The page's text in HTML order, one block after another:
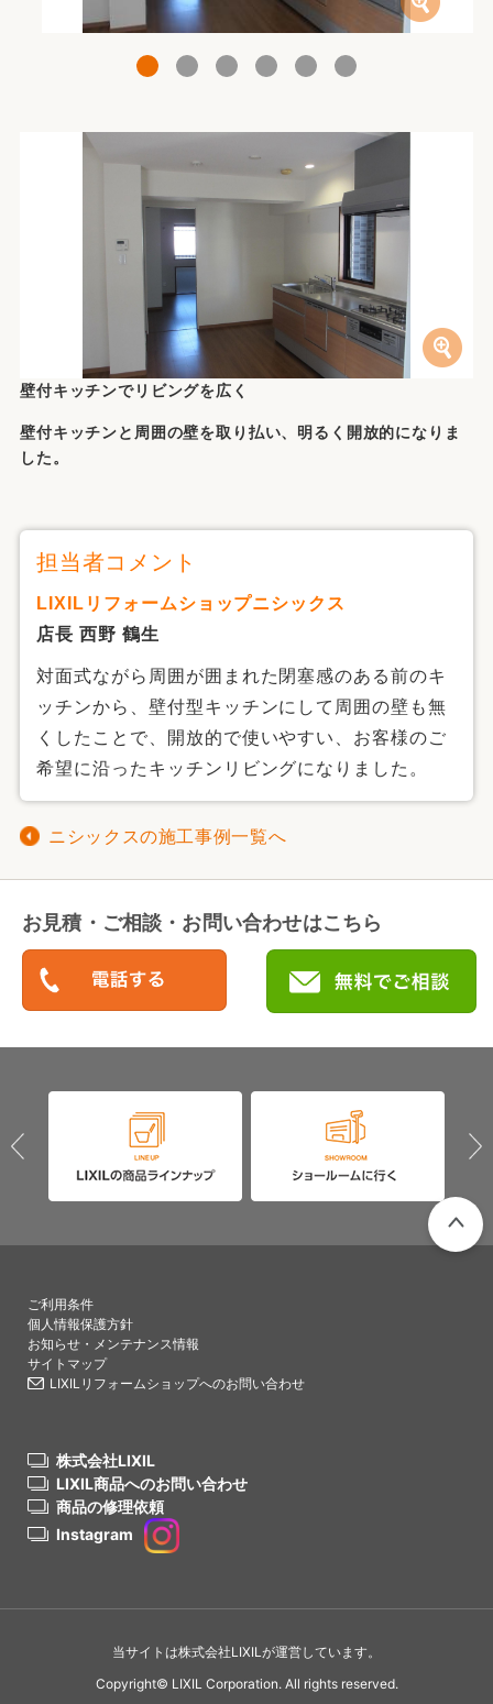
壁付キッチンでリビングを広く
壁付キッチンと周囲の壁を取り払い、明るく開放的になりま
した。
担当者コメント
LIXILリフォームショップニシックス
店長 西野 鶴生
対面式ながら周囲が囲まれた閉塞感のある前のキ
ッチンから、壁付型キッチンにして周囲の壁も無
くしたことで、開放的で使いやすい、お客様のご
希望に沿ったキッチンリビングになりました。
ニシックスの施工事例一覧へ
お見積・ご相談・お問い合わせはこちら
ご利用条件
個人情報保護方針
お知らせ・メンテナンス情報
サイトマップ
LIXILリフォームショップへのお問い合わせ
株式会社LIXIL
LIXIL商品へのお問い合わせ
商品の修理依頼
Instagram
当サイトは株式会社LIXILが運営しています。
Copyright© LIXIL Corporation. All rights reserved.